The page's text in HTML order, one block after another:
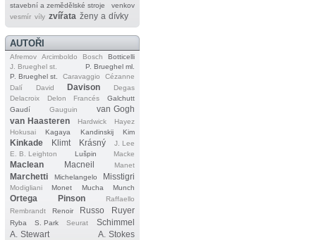
stavební a zemědělské stroje
venkov
vesmír víly zvířata ženy a dívky
AUTOŘI
Afremov Arcimboldo Bosch
Botticelli
J. Brueghel st.
P. Brueghel ml.
P. Brueghel st.
Caravaggio
Cézanne
Dalí
David Davison
Degas
Delacroix
Delon Francés
Galchutt
Gaudí
Gauguin
van Gogh
van Haasteren
Hardwick
Hayez
Hokusai
Kagaya Kandinskij Kim
Kinkade Klimt Krásný
J. Lee
E. B. Leighton
Lušpin Macke
Maclean Macneil Manet
Marchetti Michelangelo Misstigri
Modigliani Monet Mucha Munch
Ortega Pinson
Raffaello
Rembrandt
Renoir Russo Ruyer
Ryba S. Park Seurat
Schimmel
A. Stewart
A. Stokes